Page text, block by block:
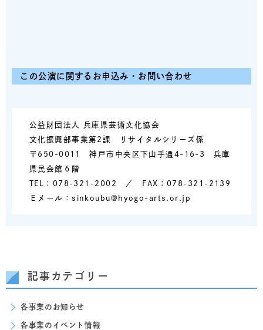
この公演に関するお申込み・お問い合わせ
公益財団法人 兵庫県芸術文化協会
文化振興部事業第2課 リサイタルシリーズ係
〒650-0011 神戸市中央区下山手通4-16-3 兵庫
県民会館６階
TEL：078-321-2002 ／ FAX：078-321-2139
Ｅメール：sinkoubu@hyogo-arts.or.jp
記事カテゴリー
各事業のお知らせ
各事業のイベント情報